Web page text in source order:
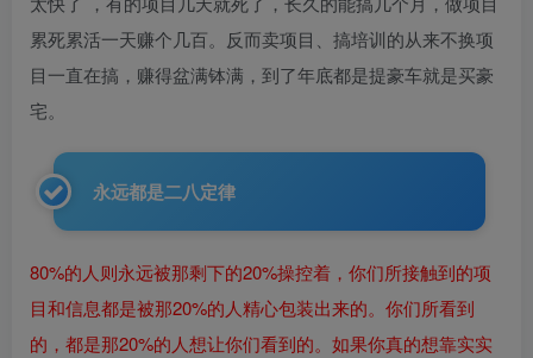
累死累活一天赚个几百。反而卖项目、搞培训的从来不换项
目一直在搞，赚得盆满钵满，到了年底都是提豪车就是买豪
宅。
永远都是二八定律
80%的人则永远被那剩下的20%操控着，你们所接触到的项
目和信息都是被那20%的人精心包装出来的。你们所看到
的，都是那20%的人想让你们看到的。如果你真的想靠实实